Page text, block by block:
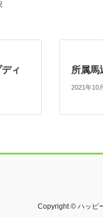
ィ
所属馬
2021年10
Copyright © ハッピ